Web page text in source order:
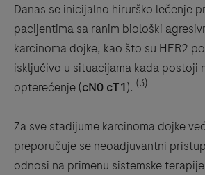
Danas se inicijalno hirurško lečenje
pacijentima sa ranim biološki
karcinoma dojke, kao što su HER2
isključivo u situacijama kada postoji
opterećenje (cN0 cT1). (3)
Za sve stadijume karcinoma dojke
preporučuje se neoadjuvantni
odnosi na primenu sistemske